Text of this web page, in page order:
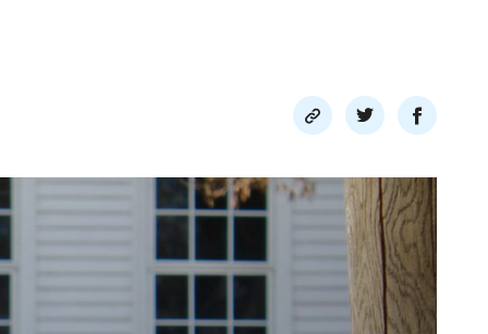
Del
link
Del
på
twitter
Del
på
facebook